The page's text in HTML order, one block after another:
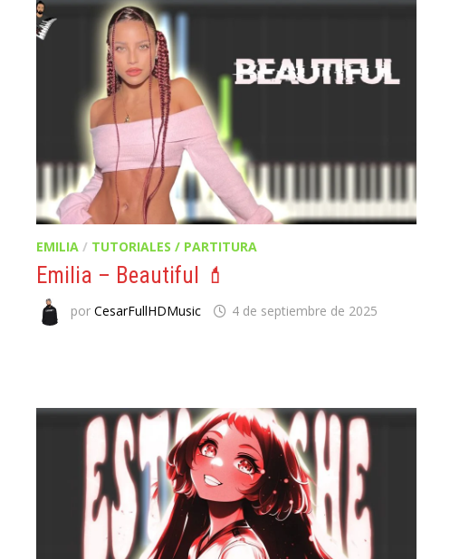
EMILIA / TUTORIALES / PARTITURA
Emilia – Beautiful 💄
porCesarFullHDMusic 4 de septiembre de 2025